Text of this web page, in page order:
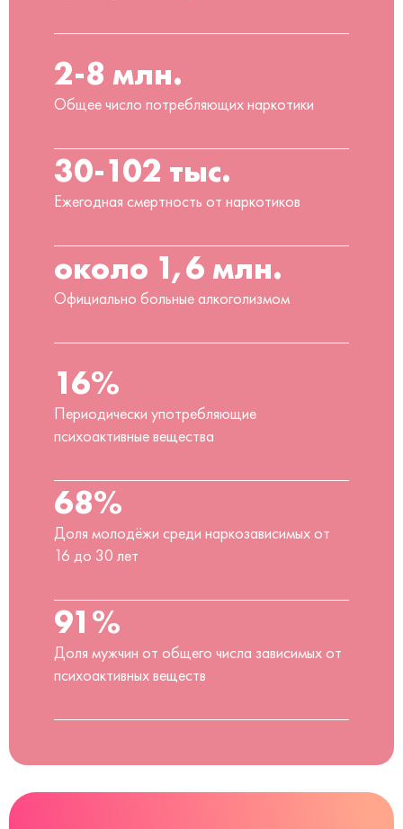
2-8 млн.
Общее число потребляющих наркотики
30-102 тыс.
Ежегодная смертность от наркотиков
около 1,6 млн.
Официально больные алкоголизмом
16%
Периодически употребляющие
психоактивные вещества
68%
Доля молодёжи среди наркозависимых от
16 до 30 лет
91%
Доля мужчин от общего числа зависимых от
психоактивных веществ